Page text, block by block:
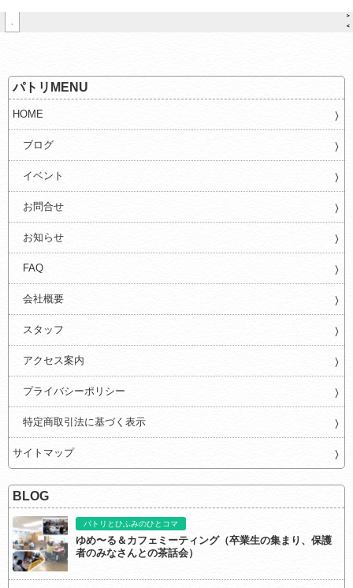
パトリMENU
HOME
ブログ
イベント
お問合せ
お知らせ
FAQ
会社概要
スタッフ
アクセス案内
プライバシーポリシー
特定商取引法に基づく表示
サイトマップ
BLOG
パトリとひふみのひとコマ
ゆめ〜る＆カフェミーティング（卒業生の集まり、保護
者のみなさんとの茶話会）